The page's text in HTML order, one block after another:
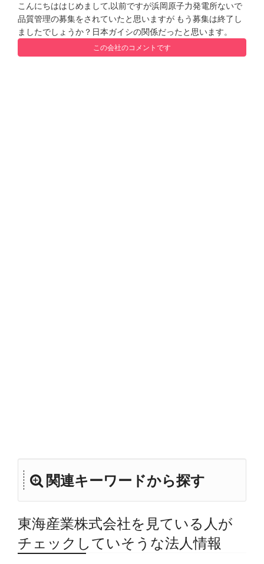
こんにちははじめまして,以前ですが浜岡原子力発電所ないで
品質管理の募集をされていたと思いますが もう募集は終了し
ましたでしょうか？日本ガイシの関係だったと思います。
この会社のコメントです
関連キーワードから探す
東海産業株式会社を見ている人が
チェックしていそうな法人情報